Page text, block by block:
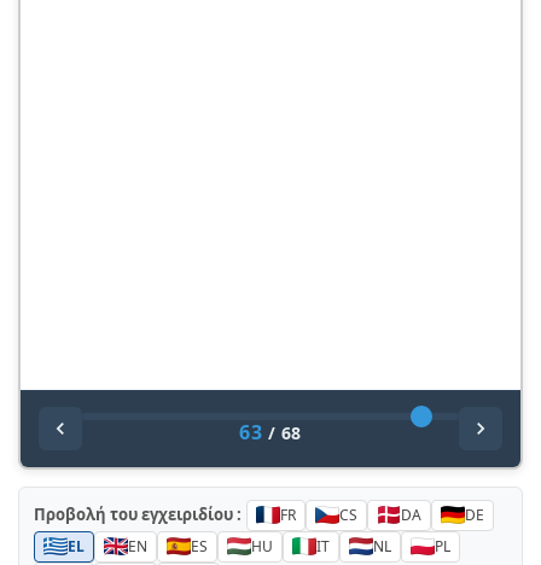
63 / 68
Προβολή του εγχειριδίου : FR CS DA
DE
EL
EN ES HU IT NL
PL